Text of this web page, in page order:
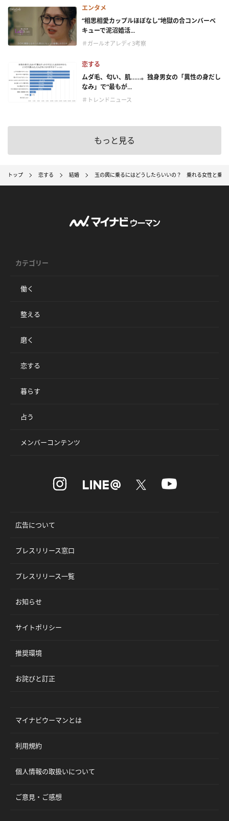
エンタメ
“相思相愛カップルほぼなし”地獄の合コンバーベ
キューで泥沼婚活...
＃ガールオアレディ3考察
恋する
ムダ毛、匂い、肌……。独身男女の「異性の身だし
なみ」で“最もが...
＃トレンドニュース
もっと見る
トップ 恋する 結婚 玉の輿に乗るにはどうしたらいいの？ 乗れる女性と乗れ
カテゴリー
働く
整える
磨く
恋する
暮らす
占う
メンバーコンテンツ
広告について
プレスリリース窓口
プレスリリース一覧
お知らせ
サイトポリシー
推奨環境
お詫びと訂正
マイナビウーマンとは
利用規約
個人情報の取扱いについて
ご意見・ご感想